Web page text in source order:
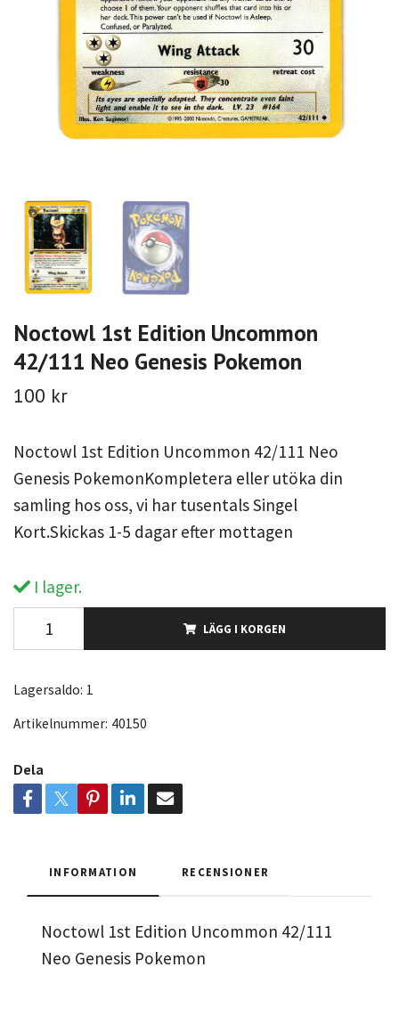
Noctowl 1st Edition Uncommon
42/111 Neo Genesis Pokemon
100 kr
Noctowl 1st Edition Uncommon 42/111 Neo
Genesis PokemonKompletera eller utöka din
samling hos oss, vi har tusentals Singel
Kort.Skickas 1-5 dagar efter mottagen
I lager.
LÄGG I KORGEN
Lagersaldo: 1
Artikelnummer: 40150
Dela
INFORMATION RECENSIONER
Noctowl 1st Edition Uncommon 42/111
Neo Genesis Pokemon